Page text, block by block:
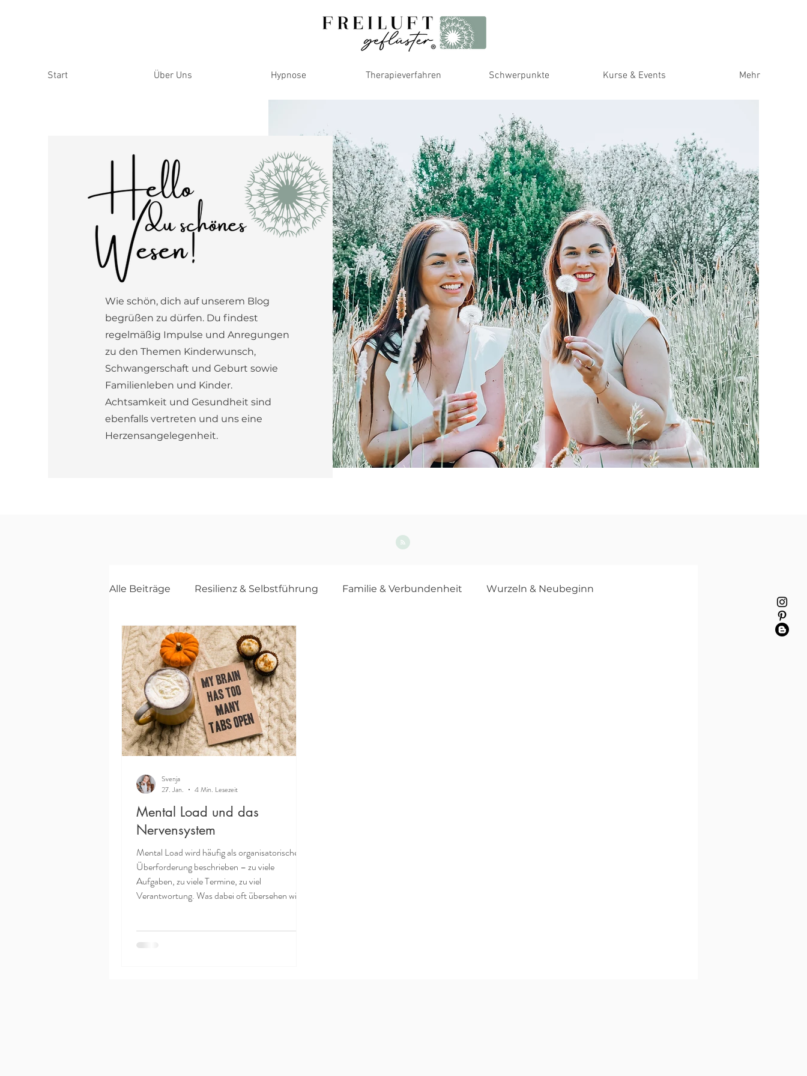
Start Über Uns Hypnose Therapieverfahren Schwerpunkte Kurse & Events Mehr
Wie schön, dich auf unserem Blog
begrüßen zu dürfen. Du findest
regelmäßig Impulse und Anregungen
zu den Themen Kinderwunsch,
Schwangerschaft und Geburt sowie
Familienleben und Kinder.
Achtsamkeit und Gesundheit sind
ebenfalls vertreten und uns eine
Herzensangelegenheit.
Alle Beiträge Resilienz & Selbstführung Familie & Verbundenheit Wurzeln & Neubeginn
Innere Arbeit & Bewusstsein Wirken & Arbeitswelt
Mental Load und das
Nervensystem
Mental Load wird häufig als organisatorische
Überforderung beschrieben – zu viele
Aufgaben, zu viele Termine, zu viel
Verantwortung. Was dabei oft übersehen wird:
Neurobiologisch betrachtet entsteht Mental
Svenja
27. Jan.
4 Min. Lesezeit